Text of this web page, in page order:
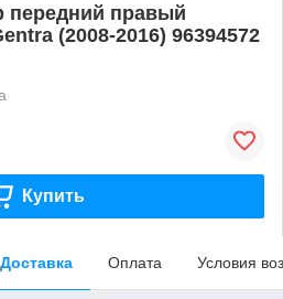
передний правый
(2008-2016) 96394572
Купить
Доставка Оплата Условия